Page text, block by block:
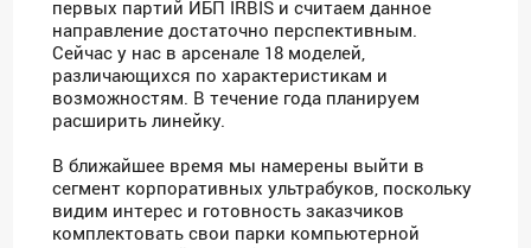
первых партий ИБП IRBIS и считаем данное
направление достаточно перспективным.
Сейчас у нас в арсенале 18 моделей,
различающихся по характеристикам и
возможностям. В течение года планируем
расширить линейку.
В ближайшее время мы намерены выйти в
сегмент корпоративных ультрабуков, поскольку
видим интерес и готовность заказчиков
комплектовать свои парки компьютерной